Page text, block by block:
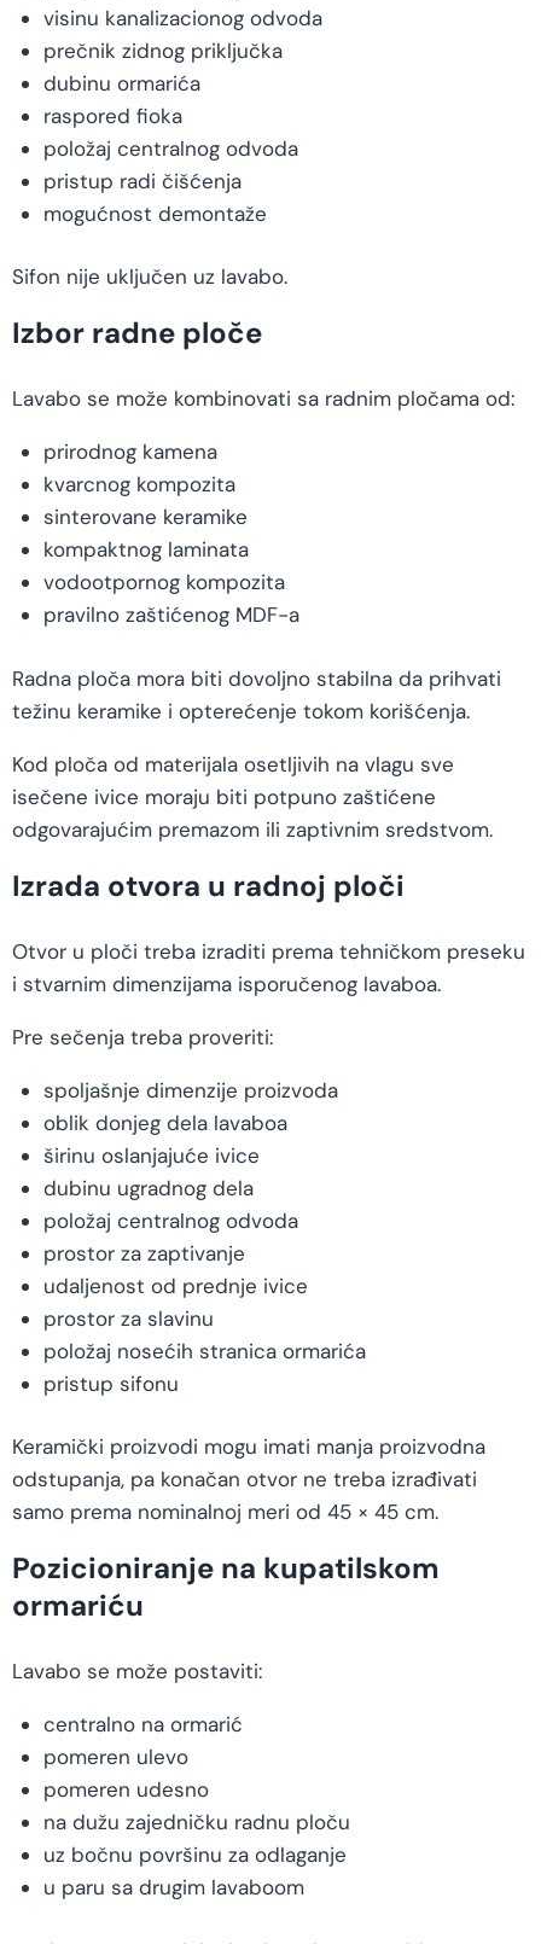
visinu kanalizacionog odvoda
prečnik zidnog priključka
dubinu ormarića
raspored fioka
položaj centralnog odvoda
pristup radi čišćenja
mogućnost demontaže
Sifon nije uključen uz lavabo.
Izbor radne ploče
Lavabo se može kombinovati sa radnim pločama od:
prirodnog kamena
kvarcnog kompozita
sinterovane keramike
kompaktnog laminata
vodootpornog kompozita
pravilno zaštićenog MDF-a
Radna ploča mora biti dovoljno stabilna da prihvati
težinu keramike i opterećenje tokom korišćenja.
Kod ploča od materijala osetljivih na vlagu sve
isečene ivice moraju biti potpuno zaštićene
odgovarajućim premazom ili zaptivnim sredstvom.
Izrada otvora u radnoj ploči
Otvor u ploči treba izraditi prema tehničkom preseku
i stvarnim dimenzijama isporučenog lavaboa.
Pre sečenja treba proveriti:
spoljašnje dimenzije proizvoda
oblik donjeg dela lavaboa
širinu oslanjajuće ivice
dubinu ugradnog dela
položaj centralnog odvoda
prostor za zaptivanje
udaljenost od prednje ivice
prostor za slavinu
položaj nosećih stranica ormarića
pristup sifonu
Keramički proizvodi mogu imati manja proizvodna
odstupanja, pa konačan otvor ne treba izrađivati
samo prema nominalnoj meri od 45 × 45 cm.
Pozicioniranje na kupatilskom
ormariću
Lavabo se može postaviti:
centralno na ormarić
pomeren ulevo
pomeren udesno
na dužu zajedničku radnu ploču
uz bočnu površinu za odlaganje
u paru sa drugim lavaboom